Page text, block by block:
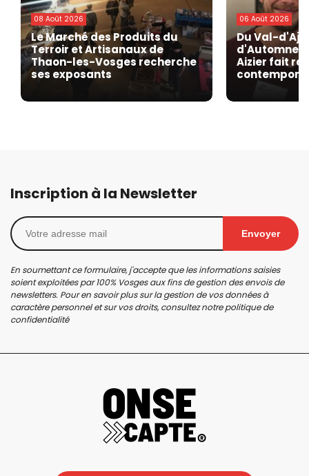
08 Août 2026
Le Marché des Produits du
Terroir et Artisanaux de
Thaon-les-Vosges recherche
ses exposants
06 Août 2026
Du Val-
d'Automne
Aizier fait
Inscription à la Newsletter
Envoyer
En soumettant ce formulaire, j'accepte que les informations saisies
soient exploitées par 100% Vosges aux fins de gestion des envois de
newsletters. Pour en savoir plus sur la gestion de vos données à
caractère personnel et sur vos droits, consultez notrepolitique de
confidentialité